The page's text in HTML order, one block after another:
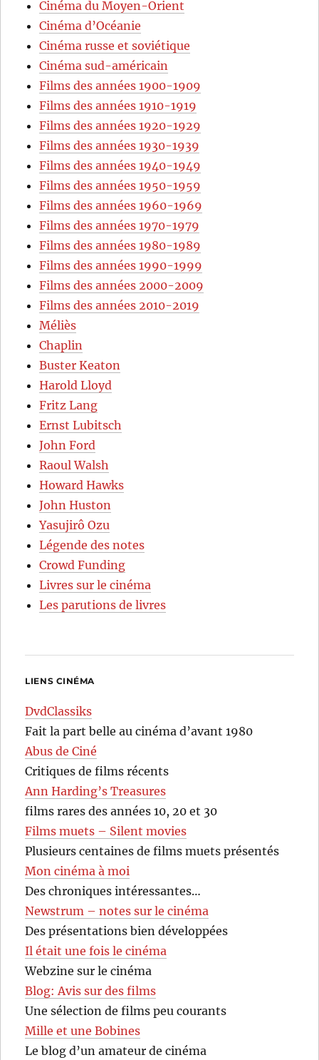
Cinéma du Moyen-Orient
Cinéma d’Océanie
Cinéma russe et soviétique
Cinéma sud-américain
Films des années 1900-1909
Films des années 1910-1919
Films des années 1920-1929
Films des années 1930-1939
Films des années 1940-1949
Films des années 1950-1959
Films des années 1960-1969
Films des années 1970-1979
Films des années 1980-1989
Films des années 1990-1999
Films des années 2000-2009
Films des années 2010-2019
Méliès
Chaplin
Buster Keaton
Harold Lloyd
Fritz Lang
Ernst Lubitsch
John Ford
Raoul Walsh
Howard Hawks
John Huston
Yasujirô Ozu
Légende des notes
Crowd Funding
Livres sur le cinéma
Les parutions de livres
LIENS CINÉMA
DvdClassiks
Fait la part belle au cinéma d’avant 1980
Abus de Ciné
Critiques de films récents
Ann Harding’s Treasures
films rares des années 10, 20 et 30
Films muets – Silent movies
Plusieurs centaines de films muets présentés
Mon cinéma à moi
Des chroniques intéressantes…
Newstrum – notes sur le cinéma
Des présentations bien développées
Il était une fois le cinéma
Webzine sur le cinéma
Blog: Avis sur des films
Une sélection de films peu courants
Mille et une Bobines
Le blog d’un amateur de cinéma